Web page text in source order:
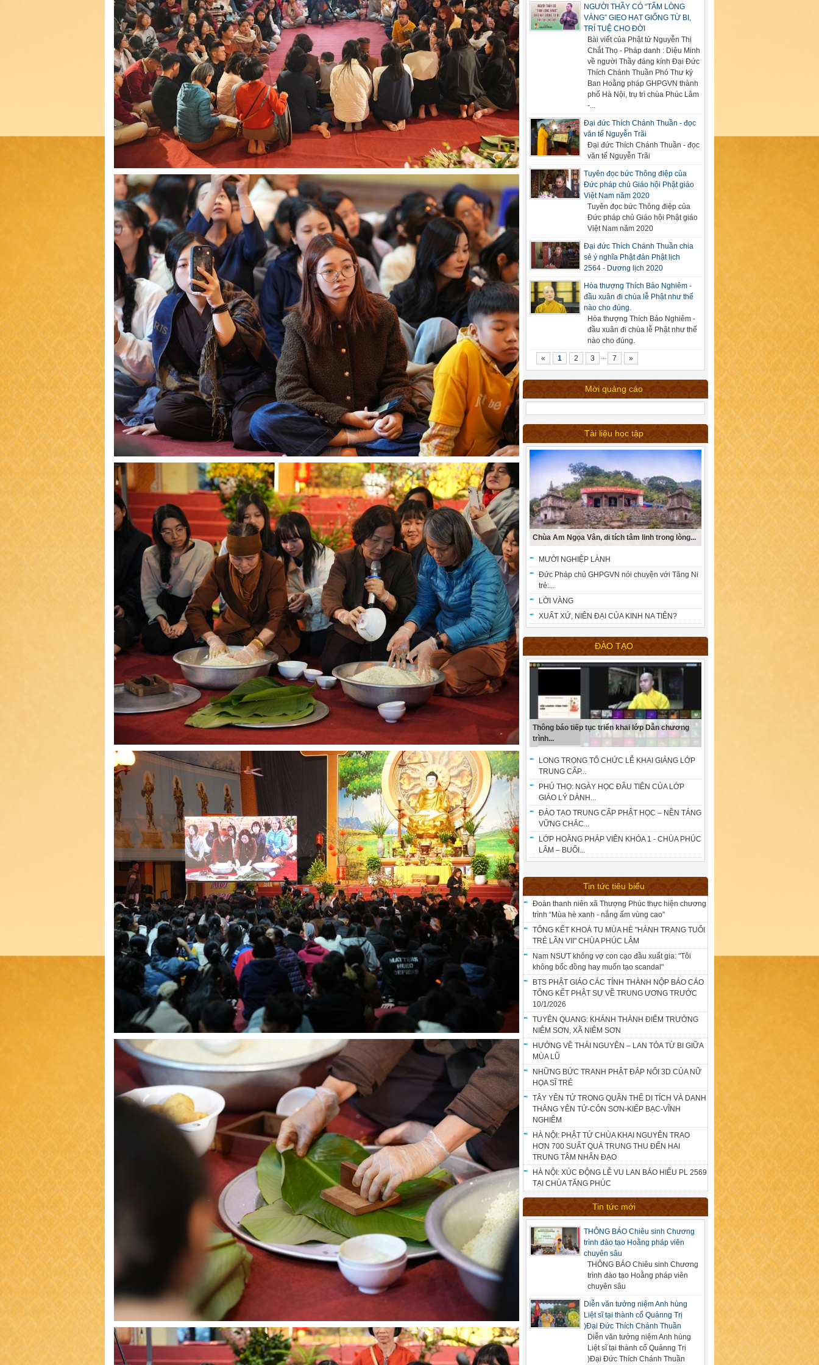
NGƯỜI THẦY CÓ “TẤM LÒNG
VÀNG” GIEO HẠT GIỐNG TỪ BI,
TRÍ TUỆ CHO ĐỜI
Bài viết của Phật tử Nguyễn Thị
Chắt Thọ - Pháp danh : Diệu Minh
về người Thầy đáng kính Đại Đức
Thích Chánh Thuần Phó Thư ký
Ban Hoằng pháp GHPGVN thành
phố Hà Nội, trụ trì chùa Phúc Lâm
-...
Đại đức Thích Chánh Thuần - đọc
văn tế Nguyễn Trãi
Đại đức Thích Chánh Thuần - đọc
văn tế Nguyễn Trãi
Tuyên đọc bức Thông điệp của
Đức pháp chủ Giáo hội Phật giáo
Việt Nam năm 2020
Tuyên đọc bức Thông điệp của
Đức pháp chủ Giáo hội Phật giáo
Việt Nam năm 2020
Đại đức Thích Chánh Thuần chia
sẻ ý nghĩa Phật đản Phật lịch
2564 - Dương lịch 2020
Hòa thượng Thích Bảo Nghiêm -
đầu xuân đi chùa lễ Phật như thế
nào cho đúng.
Hòa thượng Thích Bảo Nghiêm -
đầu xuân đi chùa lễ Phật như thế
nào cho đúng.
« 1 2 3 ... 7 »
Mời quảng cáo
Tài liệu học tập
Chùa Am Ngọa Vân, di tích tâm linh trong lòng...
MƯỜI NGHIỆP LÀNH
Đức Pháp chủ GHPGVN nói chuyện với Tăng Ni
trẻ:...
LỜI VÀNG
XUẤT XỨ, NIÊN ĐẠI CỦA KINH NA TIÊN?
ĐÀO TẠO
Thông báo tiếp tục triển khai lớp Dẫn chương
trình...
LONG TRỌNG TỔ CHỨC LỄ KHAI GIẢNG LỚP
TRUNG CẤP...
PHÚ THỌ: NGÀY HỌC ĐẦU TIÊN CỦA LỚP
GIÁO LÝ DÀNH...
ĐÀO TẠO TRUNG CẤP PHẬT HỌC – NỀN TẢNG
VỮNG CHẮC...
LỚP HOẰNG PHÁP VIÊN KHÓA 1 - CHÙA PHÚC
LÂM – BUỔI...
Tin tức tiêu biểu
Đoàn thanh niên xã Thượng Phúc thực hiện chương
trình “Mùa hè xanh - nắng ấm vùng cao”
TỔNG KẾT KHOÁ TU MÙA HÈ "HÀNH TRANG TUỔI
TRẺ LẦN VII" CHÙA PHÚC LÂM
Nam NSƯT không vợ con cạo đầu xuất gia: "Tôi
không bốc đồng hay muốn tạo scandal"
BTS PHẬT GIÁO CÁC TỈNH THÀNH NỘP BÁO CÁO
TỔNG KẾT PHẬT SỰ VỀ TRUNG ƯƠNG TRƯỚC
10/1/2026
TUYÊN QUANG: KHÁNH THÀNH ĐIỂM TRƯỜNG
NIÊM SƠN, XÃ NIÊM SƠN
HƯỚNG VỀ THÁI NGUYÊN – LAN TỎA TỪ BI GIỮA
MÙA LŨ
NHỮNG BỨC TRANH PHẬT ĐẮP NỔI 3D CỦA NỮ
HỌA SĨ TRẺ
TÂY YÊN TỬ TRONG QUẦN THỂ DI TÍCH VÀ DANH
THẮNG YÊN TỬ-CÔN SƠN-KIẾP BẠC-VĨNH
NGHIÊM
HÀ NỘI: PHẬT TỬ CHÙA KHAI NGUYÊN TRAO
HƠN 700 SUẤT QUÀ TRUNG THU ĐẾN HAI
TRUNG TÂM NHÂN ĐẠO
HÀ NỘI: XÚC ĐỘNG LỄ VU LAN BÁO HIẾU PL 2569
TẠI CHÙA TĂNG PHÚC
Tin tức mới
THÔNG BÁO Chiêu sinh Chương
trình đào tạo Hoằng pháp viên
chuyên sâu
THÔNG BÁO Chiêu sinh Chương
trình đào tạo Hoằng pháp viên
chuyên sâu
Diễn văn tưởng niệm Anh hùng
Liệt sĩ tại thành cổ Quảnng Trị
)Đại Đức Thích Chánh Thuần
Diễn văn tưởng niệm Anh hùng
Liệt sĩ tại thành cổ Quảnng Trị
)Đại Đức Thích Chánh Thuần